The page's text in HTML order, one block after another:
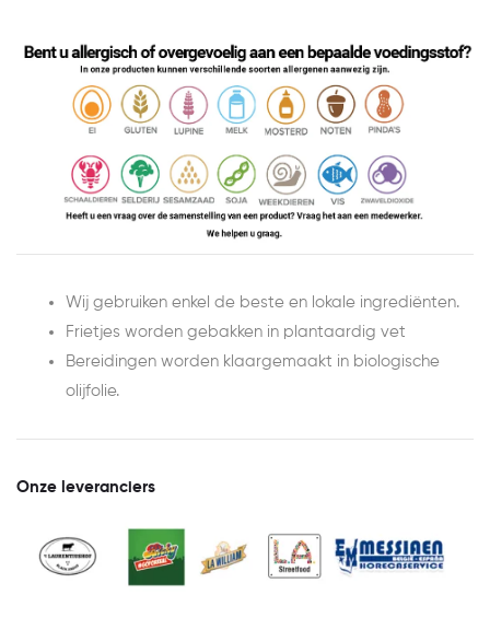
Wij gebruiken enkel de beste en lokale ingrediënten.
Frietjes worden gebakken in plantaardig vet
Bereidingen worden klaargemaakt in biologische
olijfolie.
Onze leveranciers